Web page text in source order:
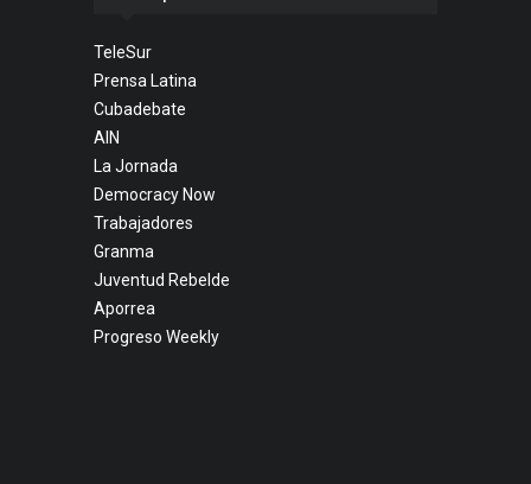
TeleSur
Prensa Latina
Cubadebate
AIN
La Jornada
Democracy Now
Trabajadores
Granma
Juventud Rebelde
Aporrea
Progreso Weekly